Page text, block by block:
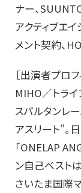
ナー、
アクティブエ
メント契約、
［出演者プロフ
MIHO／トライ
スパルタンレ
アスリート”
「ONELAP
ン自己ベスト
さいたま国際マ